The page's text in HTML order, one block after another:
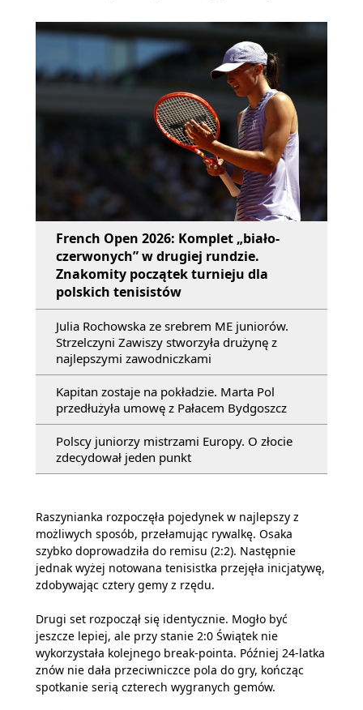
French Open 2026: Komplet „biało-
czerwonych” w drugiej rundzie.
Znakomity początek turnieju dla
polskich tenisistów
Julia Rochowska ze srebrem ME juniorów.
Strzelczyni Zawiszy stworzyła drużynę z
najlepszymi zawodniczkami
Kapitan zostaje na pokładzie. Marta Pol
przedłużyła umowę z Pałacem Bydgoszcz
Polscy juniorzy mistrzami Europy. O złocie
zdecydował jeden punkt
Raszynianka rozpoczęła pojedynek w najlepszy z
możliwych sposób, przełamując rywalkę. Osaka
szybko doprowadziła do remisu (2:2). Następnie
jednak wyżej notowana tenisistka przejęła inicjatywę,
zdobywając cztery gemy z rzędu.
Drugi set rozpoczął się identycznie. Mogło być
jeszcze lepiej, ale przy stanie 2:0 Świątek nie
wykorzystała kolejnego break-pointa. Później 24-latka
znów nie dała przeciwniczce pola do gry, kończąc
spotkanie serią czterech wygranych gemów.